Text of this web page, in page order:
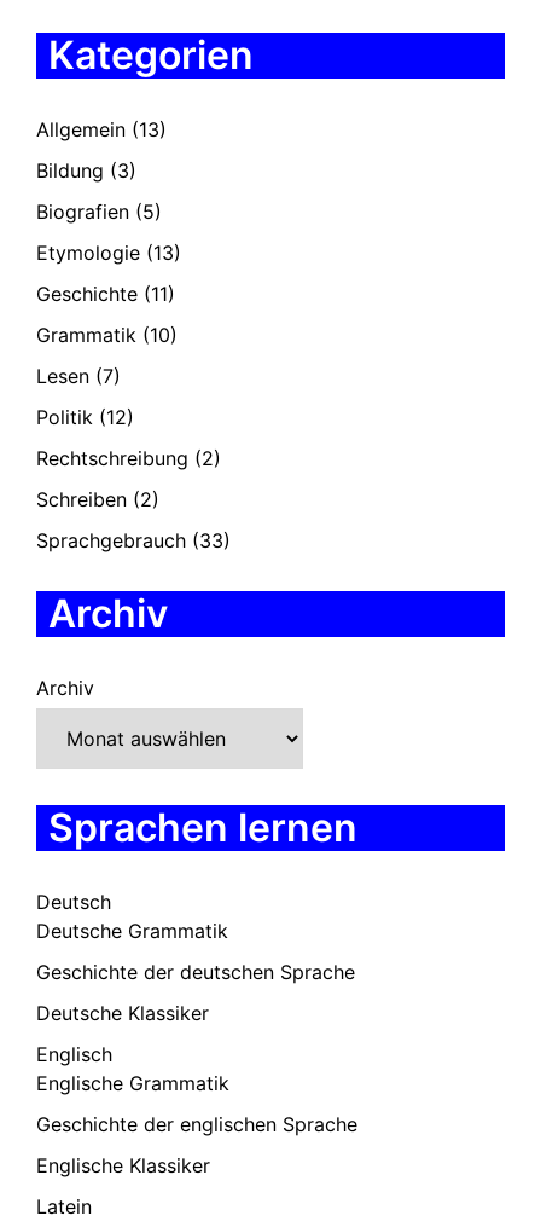
Kategorien
Allgemein (13)
Bildung (3)
Biografien (5)
Etymologie (13)
Geschichte (11)
Grammatik (10)
Lesen (7)
Politik (12)
Rechtschreibung (2)
Schreiben (2)
Sprachgebrauch (33)
Archiv
Archiv
Sprachen lernen
Deutsch
Deutsche Grammatik
Geschichte der deutschen Sprache
Deutsche Klassiker
Englisch
Englische Grammatik
Geschichte der englischen Sprache
Englische Klassiker
Latein